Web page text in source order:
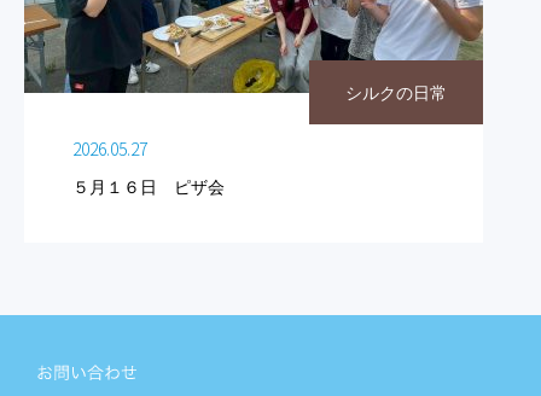
シルクの日常
2026.05.27
５月１６日 ピザ会